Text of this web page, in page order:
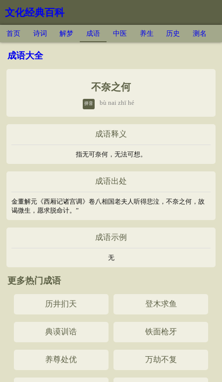
文化经典百科
首页 诗词 解梦 成语 中医 养生 历史 测名
成语大全
不奈之何
拼音 bù nai zhī hé
成语释义
指无可奈何，无法可想。
成语出处
金董解元《西厢记诸宫调》卷八相国老夫人听得悲泣，不奈之何，故
谒微生，愿求脱命计。”
成语示例
无
更多热门成语
历井扪天 登木求鱼
典谟训诰 铁面枪牙
养尊处优 万劫不复